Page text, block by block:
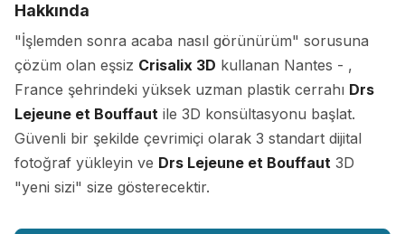
Hakkında
"İşlemden sonra acaba nasıl görünürüm" sorusuna
çözüm olan eşsiz Crisalix 3D kullanan Nantes - ,
France şehrindeki yüksek uzman plastik cerrahı Drs
Lejeune et Bouffaut ile 3D konsültasyonu başlat.
Güvenli bir şekilde çevrimiçi olarak 3 standart dijital
fotoğraf yükleyin ve Drs Lejeune et Bouffaut 3D
"yeni sizi" size gösterecektir.